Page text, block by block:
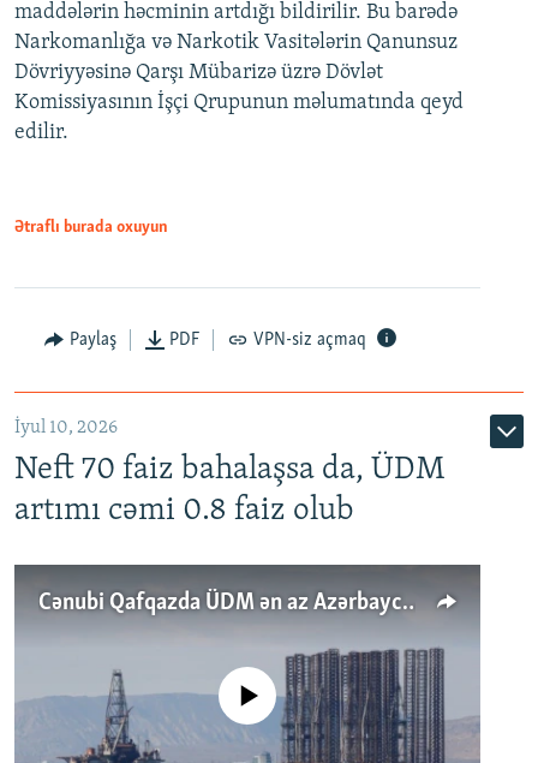
maddələrin həcminin artdığı bildirilir. Bu barədə
Narkomanlığa və Narkotik Vasitələrin Qanunsuz
Dövriyyəsinə Qarşı Mübarizə üzrə Dövlət
Komissiyasının İşçi Qrupunun məlumatında qeyd
edilir.
Ətraflı burada oxuyun
Paylaş PDF VPN-siz açmaq
İyul 10, 2026
Neft 70 faiz bahalaşsa da, ÜDM
artımı cəmi 0.8 faiz olub
Cənubi Qafqazda ÜDM ən az Azərbaycanda artır: Qonşuları niyə Bakını qabaqlaya bilir?
No media source currently available